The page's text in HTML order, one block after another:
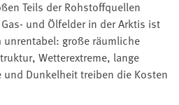
Teils der Rohstoffquellen
und Ölfelder in der Arktis ist
große räumliche
Wetterextreme, lange
und Dunkelheit treiben die Kosten